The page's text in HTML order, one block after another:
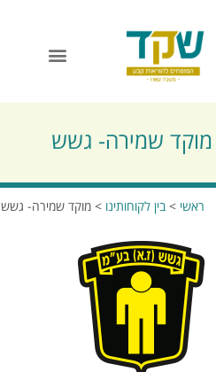
מוקד שמירה- גשש
ראשי >בין לקוחותינו >מוקד שמירה- גשש